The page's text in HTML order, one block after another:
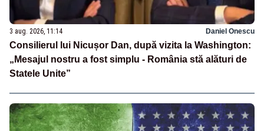
3 aug. 2026, 11:14 Daniel Onescu
Consilierul lui Nicușor Dan, după vizita la Washington:
„Mesajul nostru a fost simplu - România stă alături de
Statele Unite”